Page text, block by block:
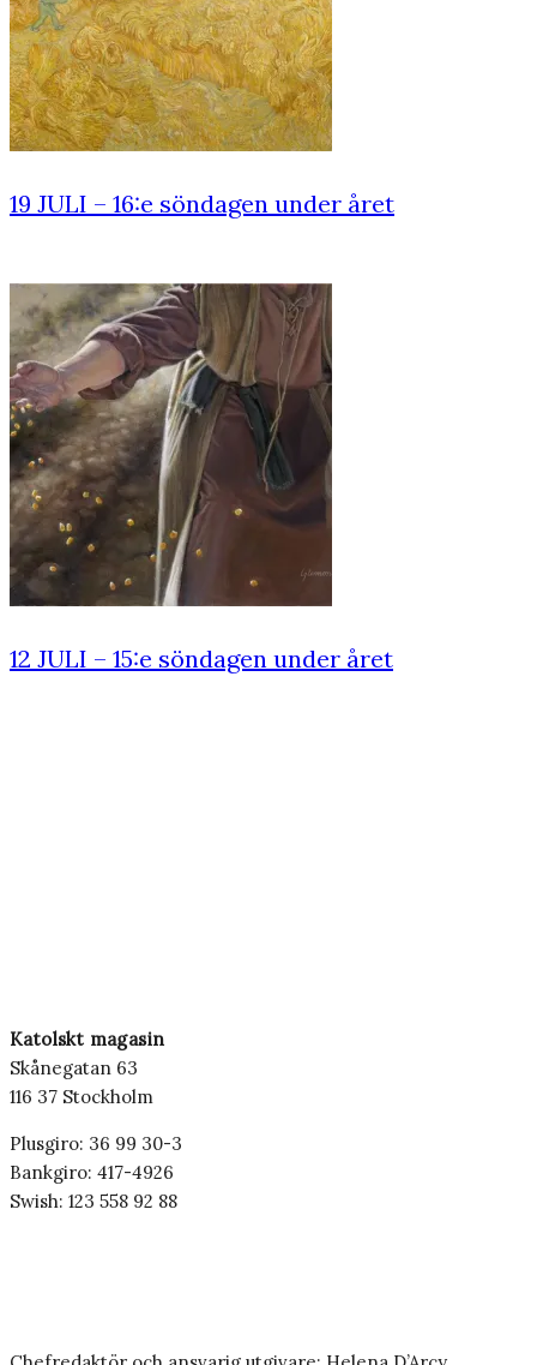
19 JULI – 16:e söndagen under året
12 JULI – 15:e söndagen under året
Katolskt magasin
Skånegatan 63
116 37 Stockholm
Plusgiro: 36 99 30-3
Bankgiro: 417-4926
Swish: 123 558 92 88